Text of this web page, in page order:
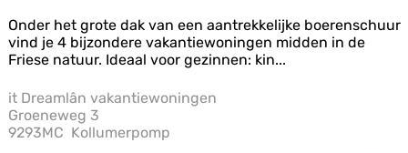
a
t
i
i
t
D
e
a
m
Onder het grote dak van een aantrekkelijke boerenschuur
vind je 4 bijzondere vakantiewoningen midden in de
Friese natuur. Ideaal voor gezinnen: kin...
it Dreamlân vakantiewoningen
Groeneweg 3
9293MC Kollumerpomp